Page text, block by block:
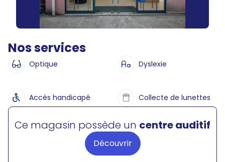
Nos services
Optique Dyslexie
Accès handicapé Collecte de lunettes
Ce magasin possède un centre auditif
Découvrir